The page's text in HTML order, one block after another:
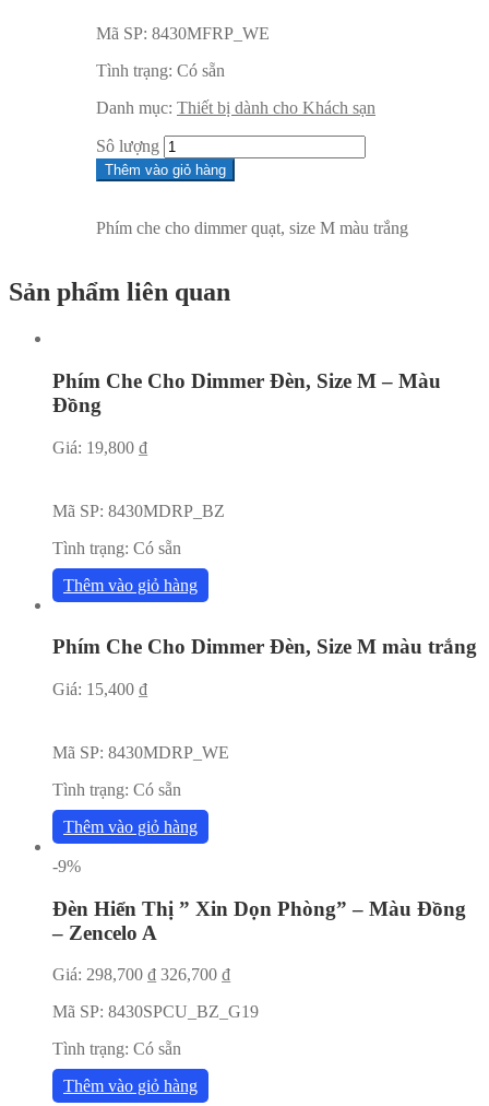
Mã SP: 8430MFRP_WE
Tình trạng: Có sẵn
Danh mục: Thiết bị dành cho Khách sạn
Sô lượng
Thêm vào giỏ hàng
Phím che cho dimmer quạt, size M màu trắng
Sản phẩm liên quan
Phím Che Cho Dimmer Đèn, Size M – Màu
Đồng
Giá: 19,800 ₫
Mã SP: 8430MDRP_BZ
Tình trạng: Có sẵn
Thêm vào giỏ hàng
Phím Che Cho Dimmer Đèn, Size M màu trắng
Giá: 15,400 ₫
Mã SP: 8430MDRP_WE
Tình trạng: Có sẵn
Thêm vào giỏ hàng
-9%
Đèn Hiển Thị ” Xin Dọn Phòng” – Màu Đồng
– Zencelo A
Giá: 298,700 ₫ 326,700 ₫
Mã SP: 8430SPCU_BZ_G19
Tình trạng: Có sẵn
Thêm vào giỏ hàng